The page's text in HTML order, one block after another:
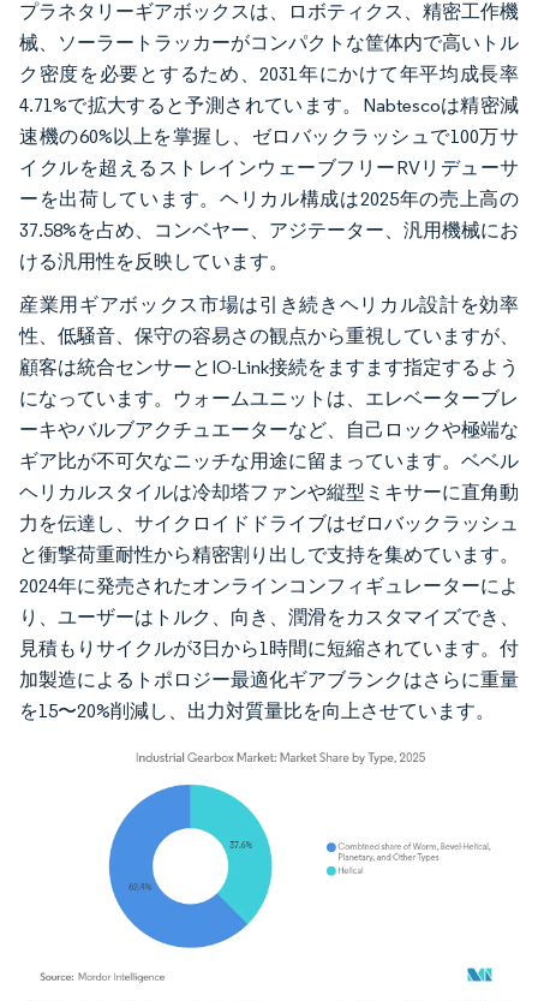
プラネタリーギアボックスは、ロボティクス、精密工作機
械、ソーラートラッカーがコンパクトな筐体内で高いトル
ク密度を必要とするため、2031年にかけて年平均成長率
4.71%で拡大すると予測されています。Nabtescoは精密減
速機の60%以上を掌握し、ゼロバックラッシュで100万サ
イクルを超えるストレインウェーブフリーRVリデューサ
ーを出荷しています。ヘリカル構成は2025年の売上高の
37.58%を占め、コンベヤー、アジテーター、汎用機械にお
ける汎用性を反映しています。
産業用ギアボックス市場は引き続きヘリカル設計を効率
性、低騒音、保守の容易さの観点から重視していますが、
顧客は統合センサーとIO-Link接続をますます指定するよう
になっています。ウォームユニットは、エレベーターブレ
ーキやバルブアクチュエーターなど、自己ロックや極端な
ギア比が不可欠なニッチな用途に留まっています。ベベル
ヘリカルスタイルは冷却塔ファンや縦型ミキサーに直角動
力を伝達し、サイクロイドドライブはゼロバックラッシュ
と衝撃荷重耐性から精密割り出しで支持を集めています。
2024年に発売されたオンラインコンフィギュレーターによ
り、ユーザーはトルク、向き、潤滑をカスタマイズでき、
見積もりサイクルが3日から1時間に短縮されています。付
加製造によるトポロジー最適化ギアブランクはさらに重量
を15〜20%削減し、出力対質量比を向上させています。